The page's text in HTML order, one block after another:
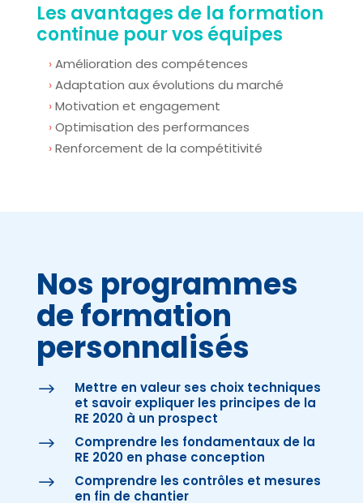
Les avantages de la formation
continue pour vos équipes
Amélioration des compétences
Adaptation aux évolutions du marché
Motivation et engagement
Optimisation des performances
Renforcement de la compétitivité
Nos programmes
de formation
personnalisés
$
Mettre en valeur ses choix techniques
et savoir expliquer les principes de la
RE 2020 à un prospect
$
Comprendre les fondamentaux de la
RE 2020 en phase conception
$
Comprendre les contrôles et mesures
en fin de chantier